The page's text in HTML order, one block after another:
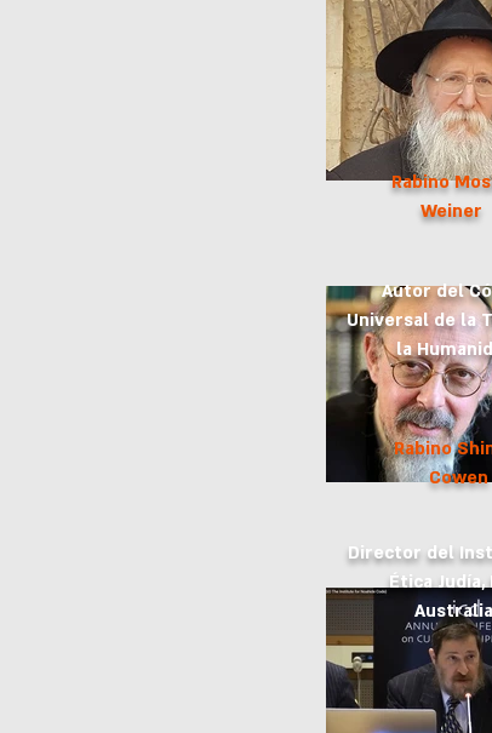
Rabino
Weiner
Autor del
Universal de la
la
Rabino
Cowen
Director del
Ética Judía,